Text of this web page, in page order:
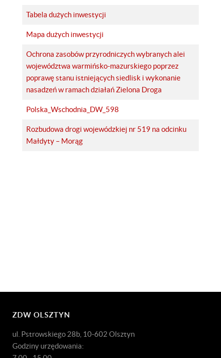
Tabela dużych inwestycji
Mapa dużych inwestycji
Ochrona zasobów przyrodniczych wybranych alei
województwa warmińsko-mazurskiego poprzez
poprawę stanu istniejących siedlisk i wykonanie
nasadzeń w ramach działań Zielona Droga
Polska_Wschodnia_DW_598
Rozbudowa drogi wojewódzkiej nr 519 na odcinku
Małdyty – Morąg
ZDW OLSZTYN
ul. Pstrowskiego 28b, 10-602 Olsztyn
Godziny urzędowania: